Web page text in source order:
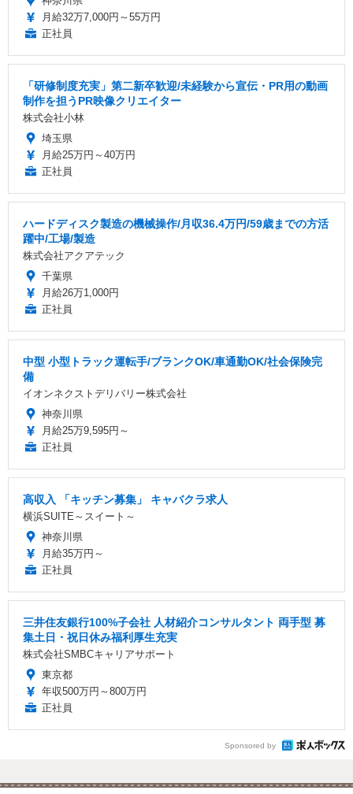
月給32万7,000円～55万円
正社員
「研修制度充実」第二新卒歓迎/未経験から宣伝・PR用の動画
制作を担うPR映像クリエイター
株式会社小林
埼玉県
月給25万円～40万円
正社員
ハードディスク製造の機械操作/月収36.4万円/59歳までの方活
躍中/工場/製造
株式会社アクアテック
千葉県
月給26万1,000円
正社員
中型 小型トラック運転手/ブランクOK/車通勤OK/社会保険完
備
イオンネクストデリバリー株式会社
神奈川県
月給25万9,595円～
正社員
高収入 「キッチン募集」 キャバクラ求人
横浜SUITE～スイート～
神奈川県
月給35万円～
正社員
三井住友銀行100%子会社 人材紹介コンサルタント 両手型 募
集土日・祝日休み福利厚生充実
株式会社SMBCキャリアサポート
東京都
年収500万円～800万円
正社員
Sponsored by